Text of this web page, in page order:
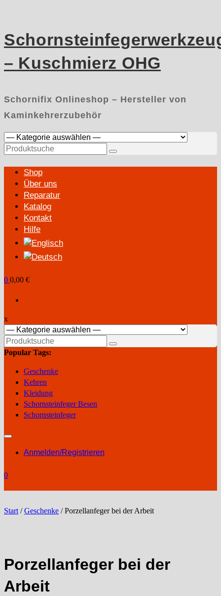
– Kuschmierz OHG
Schornifix Onlineshop – Hersteller von
Kaminkehrerzubehör
Primary
Menu
Shop
Über uns
Reparatur
Katalog
Kontakt
Hilfe
0 0,00 €
x
Popular Tags:
Geschenke
Kehren
Kleidung
Schornsteinfeger Besen
Schornsteinfeger
Anmelden/Registrieren
0
Start /Geschenke / Porzellanfeger bei der Arbeit
Porzellanfeger bei der
Arbeit